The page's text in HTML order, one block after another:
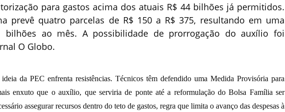
para gastos acima dos atuais R$ 44 bilhões já permitidos.
prevê quatro parcelas de R$ 150 a R$ 375, resultando em uma
bilhões ao mês. A possibilidade de prorrogação do auxílio foi
O Globo.
da PEC enfrenta resistências. Técnicos têm defendido uma Medida Provisória para
enxuto que o auxílio, que serviria de ponte até a reformulação do Bolsa Família ser
assegurar recursos dentro do teto de gastos, regra que limita o avanço das despesas à